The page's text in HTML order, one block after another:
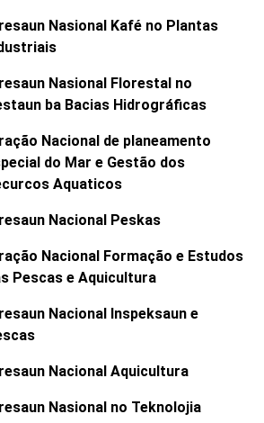
Nasional Kafé no Plantas
Nasional Florestal no
ba Bacias Hidrográficas
Nacional de planeamento
do Mar e Gestão dos
Aquaticos
Nacional Peskas
Nacional Formação e Estudos
Pescas e Aquicultura
Nacional Inspeksaun e
Nacional Aquicultura
Nasional no Teknolojia